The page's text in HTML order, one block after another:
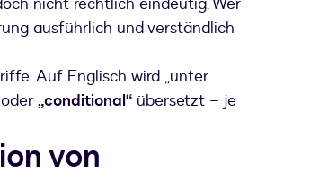
ausführlich und verständlich
Auf Englisch wird „unter
oder „conditional“ übersetzt – je
von